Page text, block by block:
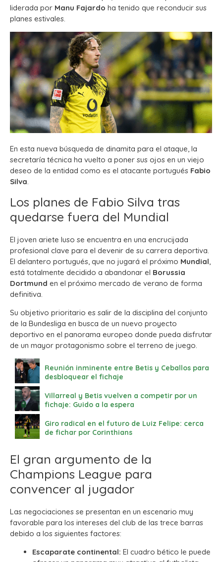
liderada por Manu Fajardo ha tenido que reconducir sus
planes estivales.
En esta nueva búsqueda de dinamita para el ataque, la
secretaría técnica ha vuelto a poner sus ojos en un viejo
deseo de la entidad como es el atacante portugués Fabio
Silva.
Los planes de Fabio Silva tras
quedarse fuera del Mundial
El joven ariete luso se encuentra en una encrucijada
profesional clave para el devenir de su carrera deportiva.
El delantero portugués, que no jugará el próximo Mundial,
está totalmente decidido a abandonar el Borussia
Dortmund en el próximo mercado de verano de forma
definitiva.
Su objetivo prioritario es salir de la disciplina del conjunto
de la Bundesliga en busca de un nuevo proyecto
deportivo en el panorama europeo donde pueda disfrutar
de un mayor protagonismo sobre el terreno de juego.
Reunión inminente entre Betis y Ceballos para
desbloquear el fichaje
Villarreal y Betis vuelven a competir por un
fichaje: Guido a la espera
Giro radical en el futuro de Luiz Felipe: cerca
de fichar por Corinthians
El gran argumento de la
Champions League para
convencer al jugador
Las negociaciones se presentan en un escenario muy
favorable para los intereses del club de las trece barras
debido a los siguientes factores:
Escaparate continental: El cuadro bético le puede